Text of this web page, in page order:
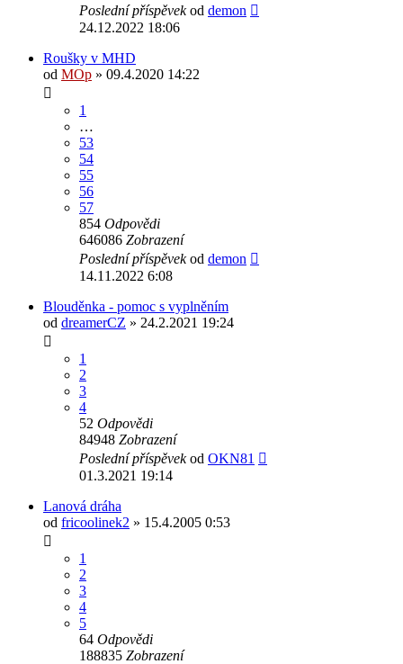
Poslední příspěvekod demon
24.12.2022 18:06
Roušky v MHD
od MOp » 09.4.2020 14:22
1
…
53
54
55
56
57
854 Odpovědi
646086 Zobrazení
Poslední příspěvekod demon
14.11.2022 6:08
Blouděnka - pomoc s vyplněním
od dreamerCZ » 24.2.2021 19:24
1
2
3
4
52 Odpovědi
84948 Zobrazení
Poslední příspěvekod OKN81
01.3.2021 19:14
Lanová dráha
od fricoolinek2 » 15.4.2005 0:53
1
2
3
4
5
64 Odpovědi
188835 Zobrazení